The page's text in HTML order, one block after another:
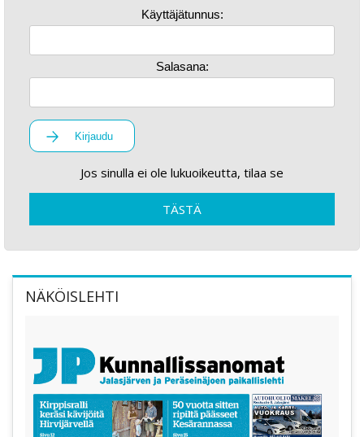
Käyttäjätunnus:
Salasana:
Kirjaudu
Jos sinulla ei ole lukuoikeutta, tilaa se
TÄSTÄ
NÄKÖISLEHTI